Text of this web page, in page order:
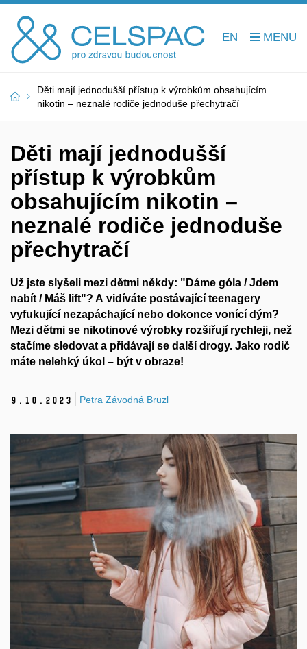
EN
Děti mají jednodušší přístup k výrobkům obsahujícím
nikotin – neznalé rodiče jednoduše přechytračí
Děti mají jednodušší
přístup k výrobkům
obsahujícím nikotin –
neznalé rodiče jednoduše
přechytračí
Už jste slyšeli mezi dětmi někdy: "Dáme góla / Jdem
nabít / Máš lift"? A vidíváte postávající teenagery
vyfukující nezapáchající nebo dokonce vonící dým?
Mezi dětmi se nikotinové výrobky rozšiřují rychleji, než
stačíme sledovat a přidávají se další drogy. Jako rodič
máte nelehký úkol – být v obraze!
9. 10. 2023 Petra Závodná Bruzl